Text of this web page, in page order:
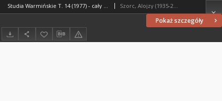
Pokaż szczegóły
Studia Warmińskie T. 14 (1977) - cały numer Szorc, Alojzy (1935-2010). Redaktor naczelny; Ziemba, Wojciech (1941- ). Redaktor tomu